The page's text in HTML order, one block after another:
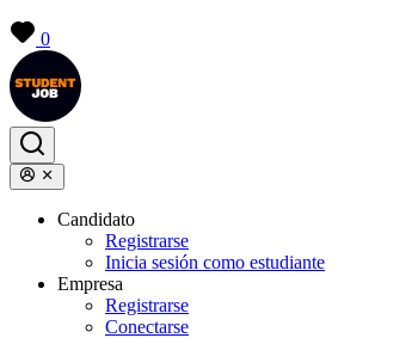
0
Candidato
Registrarse
Inicia sesión como estudiante
Empresa
Registrarse
Conectarse